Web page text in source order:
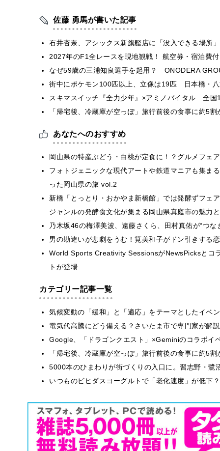
佐藤 勇馬が書いた記事
石井杏奈、アシックス新旗艦店に「没入できる場所
2027年のF1全レースを現地観戦！ 航空券・宿泊費
なぜ59歳の三浦知良選手を起用？ ONODERA
街中にポケモン100匹以上、立像は19匹 日本橋・
スキマスイッチ『全力少年』×アミノバイタル 全国
「帰宅後、冷蔵庫が空っぽ」旅行前後の食事に約5
あなたへのおすすめ
岡山県の特産ぶどう・白桃が定食に！？グルメフェ
フォトジェニックな現代アートや鉄道マニアも集ま
った岡山県の旅 vol.2
新橋「とっとり・おかやま新橋館」では発酵ずフェ
ジャンルの発酵食文化が集まる岡山県真庭市の魅力
乃木坂46の梅澤美波、遠藤さくら、田村真佑が“つな
男の勘違いが悲劇をうむ！筧美和子がドン引きする
World Sports Creativity SessionsがNewsPicksとコ
トが登場
カテゴリー記事一覧
気候変動の「緩和」と「適応」をテーマとしたイベ
電気代高騰にどう備える？さいたま市で専門家が解
Google、「ドラゴンクエスト」×Geminiのコラボイ
「帰宅後、冷蔵庫が空っぽ」旅行前後の食事に約5
5000本のひまわりが街づくりの入口に。習志野・
いつものビヒダスヨーグルトで「老化速度」が低